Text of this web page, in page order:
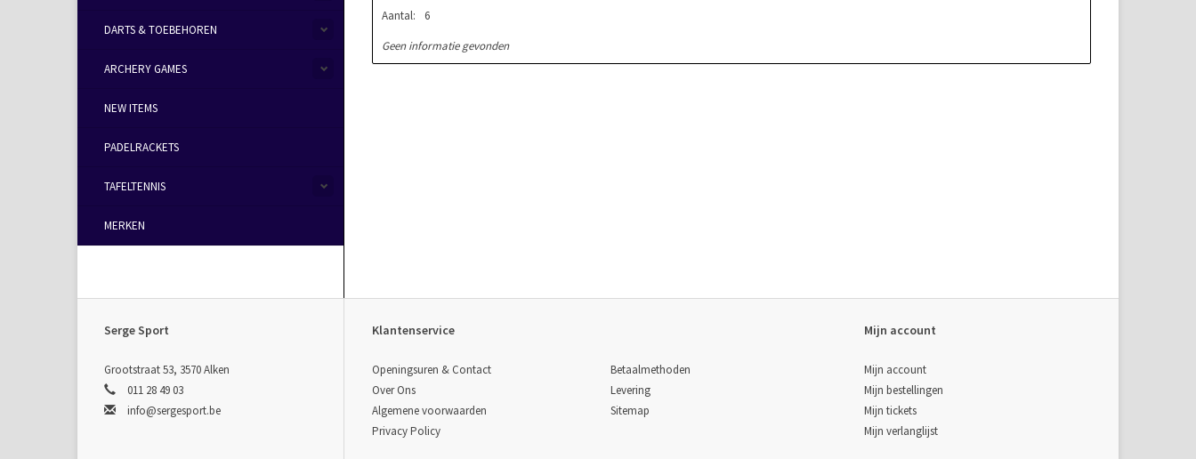
DARTS & TOEBEHOREN
ARCHERY GAMES
NEW ITEMS
PADELRACKETS
TAFELTENNIS
MERKEN
Aantal:
6
Geen informatie gevonden
Serge Sport
Grootstraat 53, 3570 Alken
011 28 49 03
info@sergesport.be
Klantenservice
Openingsuren & Contact
Over Ons
Algemene voorwaarden
Privacy Policy
Betaalmethoden
Levering
Sitemap
Mijn account
Mijn account
Mijn bestellingen
Mijn tickets
Mijn verlanglijst